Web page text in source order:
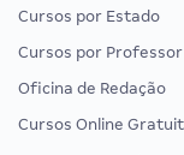
Cursos por Estado
Cursos por Professor
Oficina de Redação
Cursos Online